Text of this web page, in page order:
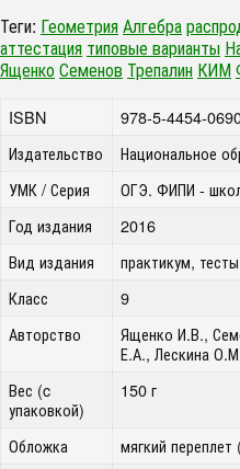
Теги: ГеометрияАлгебра
аттестация типовые варианты
ЯщенкоСеменов Трепалин КИМ
ISBN
978-5-4454-
Издательство
Национальное
УМК / Серия
ОГЭ. ФИПИ -
Год издания
2016
Вид издания
практикум, тесты
Класс
9
Авторство
Ященко И.В.,
Е.А., Лескина
Вес (c
упаковкой)
150 г
Обложка
мягкий переплет